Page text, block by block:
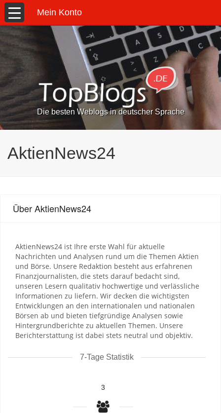
Mein Konto
Die besten Weblogs in deutscher Sprache
AktienNews24
Über AktienNews24
AktienNews24 ist Ihre erste Wahl für aktuelle
Nachrichten und Analysen rund um die Themen Aktien
und Börse. Unsere Redaktion besteht aus erfahrenen
Finanzjournalisten, die stets darauf bedacht sind,
unseren Lesern qualitativ hochwertige und verlässliche
Informationen zu liefern. Wir decken die wichtigsten
Entwicklungen an den internationalen und nationalen
Börsen ab und bieten tiefgründige Analysen sowie
Hintergrundberichte zu aktuellen Themen. Unsere
Berichterstattung ist dabei stets neutral und objektiv.
7-Tage Statistik
3